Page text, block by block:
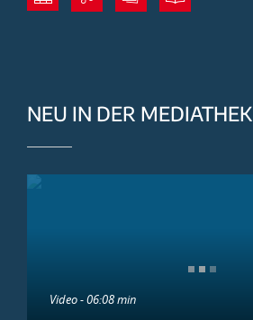
NEU IN DER MEDIATHEK
Video - 06:08 min